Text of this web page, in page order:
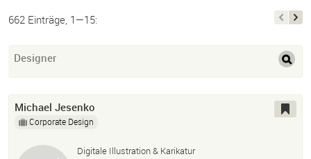
662 Einträge, 1—15:
Designer
Michael Jesenko
Corporate Design
Digitale Illustration & Karikatur